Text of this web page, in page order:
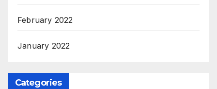
February 2022
January 2022
Categories